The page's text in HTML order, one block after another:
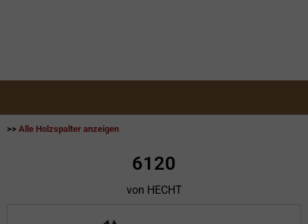
>> Alle Holzspalter anzeigen
6120
von HECHT